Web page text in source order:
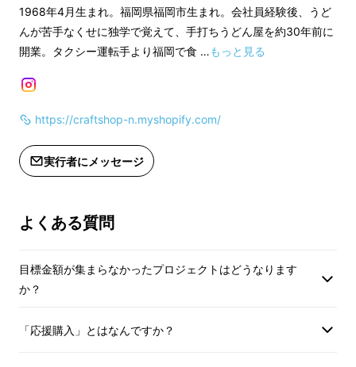
い！！！！（試作は円柱の棒を買って作ってい
た。確認不足。これが失敗のもと）
来たのがこれ！！！
1968年4月生まれ。福岡県福岡市生まれ。会社員経験後、うど
んが苦手なくせに独学で覚えて、手打ちうどん屋を約30年前に
開業。タクシー運転手より福岡で食 …もっと見る
https://craftshop-n.myshopify.com/
実行者にメッセージ
よくある質問
目標金額が集まらなかったプロジェクトはどうなります
か？
「応援購入」とはなんですか？